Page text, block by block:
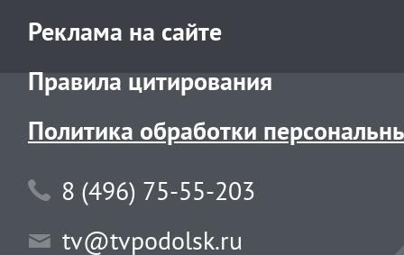
Реклама на сайте
Правила цитирования
Политика обработки
8 (496) 75-55-203
tv@tvpodolsk.ru